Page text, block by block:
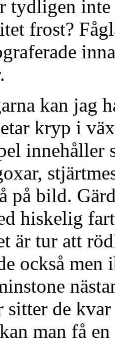
tydligen
frost?
kan jag
kryp i
innehåller
på bild.
hiskelig
är tur att
också men
de
man få